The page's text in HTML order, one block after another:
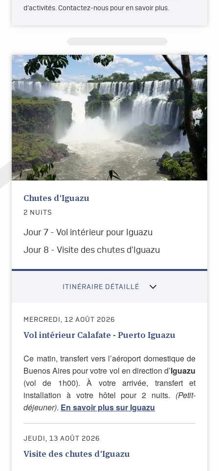
d’activités. Contactez-nous pour en savoir plus.
Chutes d'Iguazu
2 NUITS
Jour 7 - Vol intérieur pour Iguazu
Jour 8 - Visite des chutes d'Iguazu
ITINÉRAIRE DÉTAILLÉ
MERCREDI, 12 AOÛT 2026
Vol intérieur Calafate - Puerto Iguazu
Ce matin, transfert vers l’aéroport domestique de
Buenos Aires pour votre vol en direction d’Iguazu
(vol de 1h00). À votre arrivée, transfert et
installation à votre hôtel pour 2 nuits. (Petit-
déjeuner). En savoir plus sur Iguazu
JEUDI, 13 AOÛT 2026
Visite des chutes d'Iguazu